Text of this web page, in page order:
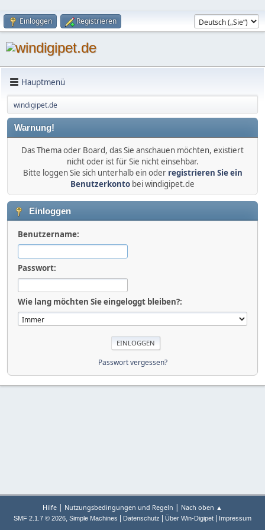
Einloggen Registrieren
Hauptmenü
windigipet.de
Warnung!
Das Thema oder Board, das Sie anschauen möchten, existiert
nicht oder ist für Sie nicht einsehbar.
Bitte loggen Sie sich unterhalb ein oder registrieren Sie ein
Benutzerkonto bei windigipet.de
Einloggen
Benutzername:
Passwort:
Wie lang möchten Sie eingeloggt bleiben?:
Passwort vergessen?
Hilfe | Nutzungsbedingungen und Regeln | Nach oben ▲
SMF 2.1.7 © 2026, Simple Machines Datenschutz Über Win-Digipet Impressum